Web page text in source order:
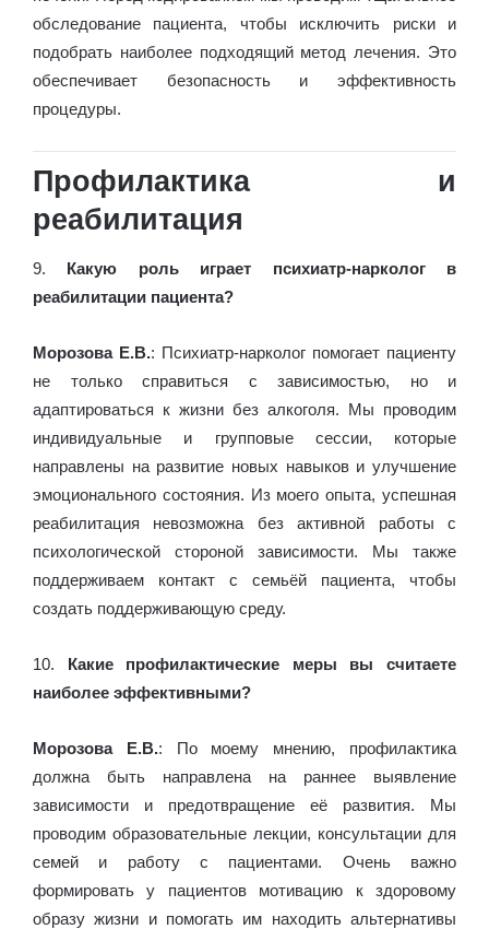
обследование пациента, чтобы исключить риски и
подобрать наиболее подходящий метод лечения. Это
обеспечивает безопасность и эффективность
процедуры.
Профилактика и
реабилитация
9. Какую роль играет психиатр-нарколог в
реабилитации пациента?
Морозова Е.В.: Психиатр-нарколог помогает пациенту
не только справиться с зависимостью, но и
адаптироваться к жизни без алкоголя. Мы проводим
индивидуальные и групповые сессии, которые
направлены на развитие новых навыков и улучшение
эмоционального состояния. Из моего опыта, успешная
реабилитация невозможна без активной работы с
психологической стороной зависимости. Мы также
поддерживаем контакт с семьёй пациента, чтобы
создать поддерживающую среду.
10. Какие профилактические меры вы считаете
наиболее эффективными?
Морозова Е.В.: По моему мнению, профилактика
должна быть направлена на раннее выявление
зависимости и предотвращение её развития. Мы
проводим образовательные лекции, консультации для
семей и работу с пациентами. Очень важно
формировать у пациентов мотивацию к здоровому
образу жизни и помогать им находить альтернативы